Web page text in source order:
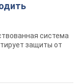
система
защиты от